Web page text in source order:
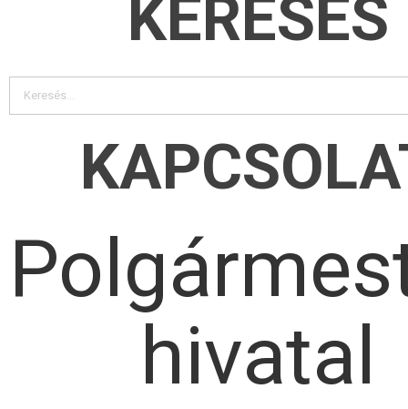
KERESÉS
hivatal